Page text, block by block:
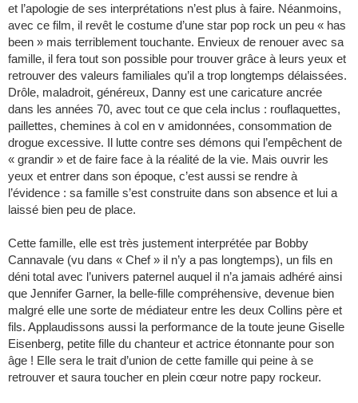
et l’apologie de ses interprétations n’est plus à faire. Néanmoins,
avec ce film, il revêt le costume d’une star pop rock un peu « has
been » mais terriblement touchante. Envieux de renouer avec sa
famille, il fera tout son possible pour trouver grâce à leurs yeux et
retrouver des valeurs familiales qu’il a trop longtemps délaissées.
Drôle, maladroit, généreux, Danny est une caricature ancrée
dans les années 70, avec tout ce que cela inclus : rouflaquettes,
paillettes, chemines à col en v amidonnées, consommation de
drogue excessive. Il lutte contre ses démons qui l’empêchent de
« grandir » et de faire face à la réalité de la vie. Mais ouvrir les
yeux et entrer dans son époque, c’est aussi se rendre à
l’évidence : sa famille s’est construite dans son absence et lui a
laissé bien peu de place.
Cette famille, elle est très justement interprétée par Bobby
Cannavale (vu dans « Chef » il n’y a pas longtemps), un fils en
déni total avec l’univers paternel auquel il n’a jamais adhéré ainsi
que Jennifer Garner, la belle-fille compréhensive, devenue bien
malgré elle une sorte de médiateur entre les deux Collins père et
fils. Applaudissons aussi la performance de la toute jeune Giselle
Eisenberg, petite fille du chanteur et actrice étonnante pour son
âge ! Elle sera le trait d’union de cette famille qui peine à se
retrouver et saura toucher en plein cœur notre papy rockeur.